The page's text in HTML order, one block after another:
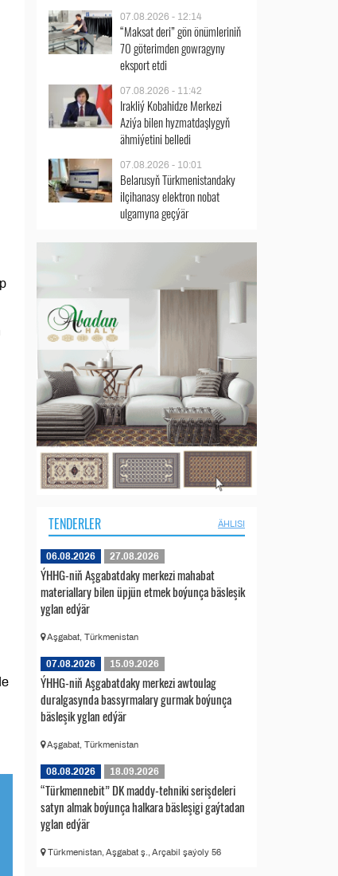
07.08.2026 - 12:14
“Maksat deri” gön önümleriniň
70 göterimden gowragyny
eksport etdi
07.08.2026 - 11:42
Irakliý Kobahidze Merkezi
Aziýa bilen hyzmatdaşlygyň
ähmiýetini belledi
07.08.2026 - 10:01
Belarusyň Türkmenistandaky
ilçihanasy elektron nobat
ulgamyna geçýär
TENDERLER ÄHLISI
06.08.2026 27.08.2026
ÝHHG-niň Aşgabatdaky merkezi mahabat
materiallary bilen üpjün etmek boýunça bäsleşik
yglan edýär
Aşgabat, Türkmenistan
07.08.2026 15.09.2026
ÝHHG-niň Aşgabatdaky merkezi awtoulag
duralgasynda bassyrmalary gurmak boýunça
bäsleşik yglan edýär
Aşgabat, Türkmenistan
08.08.2026 18.09.2026
“Türkmennebit” DK maddy-tehniki serişdeleri
satyn almak boýunça halkara bäsleşigi gaýtadan
yglan edýär
Türkmenistan, Aşgabat ş., Arçabil şaýoly 56